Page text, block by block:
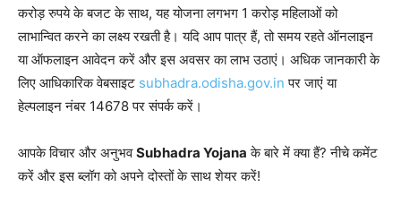
करोड़ रुपये के बजट के साथ, यह योजना लगभग 1 करोड़ महिलाओं को
लाभान्वित करने का लक्ष्य रखती है। यदि आप पात्र हैं, तो समय रहते ऑनलाइन
या ऑफलाइन आवेदन करें और इस अवसर का लाभ उठाएं। अधिक जानकारी के
लिए आधिकारिक वेबसाइट subhadra.odisha.gov.in पर जाएं या
हेल्पलाइन नंबर 14678 पर संपर्क करें।
आपके विचार और अनुभवSubhadra Yojana के बारे में क्या हैं? नीचे कमेंट
करें और इस ब्लॉग को अपने दोस्तों के साथ शेयर करें!